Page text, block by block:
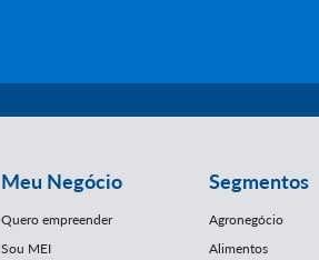
Meu Negócio
Quero empreender
Sou MEI
Segmentos
Agronegócio
Alimentos